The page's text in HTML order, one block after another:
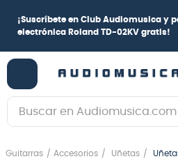
¡Suscríbete en Club Audiomusica y
electrónica Roland TD-02KV gratis!
Buscar en Audiomusica.com
Guitarras Accesorios Uñetas